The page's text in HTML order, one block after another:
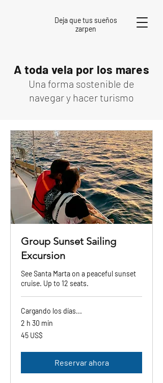
Deja que tus sueños
zarpen
A toda vela por los mares
Una forma sostenible de
navegar y hacer turismo
Group Sunset Sailing
Excursion
See Santa Marta on a peaceful sunset
cruise. Up to 12 seats.
Cargando los días...
2 h 30 min
45
dólares
45 US$
Reservar ahora